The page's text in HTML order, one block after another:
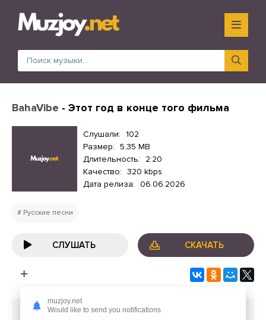
BahaVibe - Этот год в конце того фильма
Слушали: 102
Размер: 5.35 MB
Длительность:
2:20
Качество: 320 kbps
Дата релиза: 06.06.2026
Русские песни
СЛУШАТЬ СКАЧАТЬ
Скачать песнюBahaVibe - Этот год в конце того
muzjoy.net
Would like to send you notifications